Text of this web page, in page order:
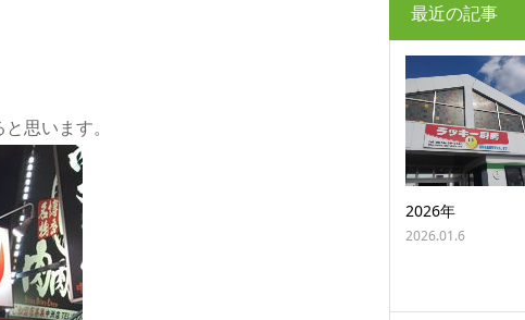
思います。
最近の記事
2026年
2026.01.6